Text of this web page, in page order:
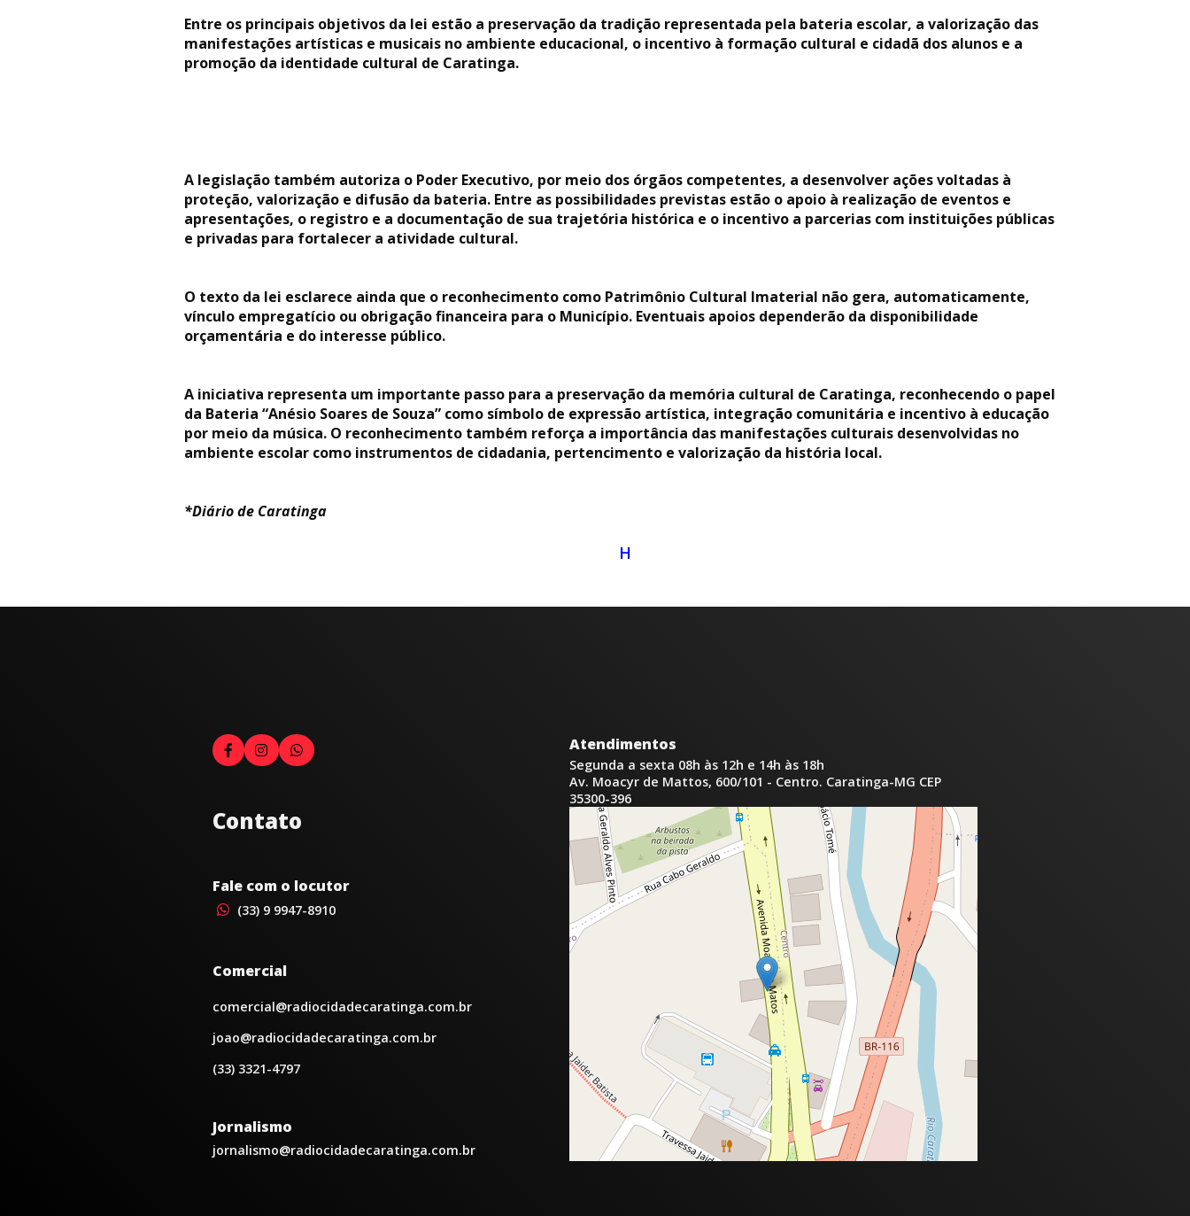
Entre os principais objetivos da lei estão a preservação da tradição representada pela bateria escolar, a valorização das
manifestações artísticas e musicais no ambiente educacional, o incentivo à formação cultural e cidadã dos alunos e a
promoção da identidade cultural de Caratinga.
A legislação também autoriza o Poder Executivo, por meio dos órgãos competentes, a desenvolver ações voltadas à
proteção, valorização e difusão da bateria. Entre as possibilidades previstas estão o apoio à realização de eventos e
apresentações, o registro e a documentação de sua trajetória histórica e o incentivo a parcerias com instituições públicas
e privadas para fortalecer a atividade cultural.
O texto da lei esclarece ainda que o reconhecimento como Patrimônio Cultural Imaterial não gera, automaticamente,
vínculo empregatício ou obrigação financeira para o Município. Eventuais apoios dependerão da disponibilidade
orçamentária e do interesse público.
A iniciativa representa um importante passo para a preservação da memória cultural de Caratinga, reconhecendo o papel
da Bateria “Anésio Soares de Souza” como símbolo de expressão artística, integração comunitária e incentivo à educação
por meio da música. O reconhecimento também reforça a importância das manifestações culturais desenvolvidas no
ambiente escolar como instrumentos de cidadania, pertencimento e valorização da história local.
*Diário de Caratinga
H
Contato
Fale com o locutor
(33) 9 9947-8910
Comercial
comercial@radiocidadecaratinga.com.br
joao@radiocidadecaratinga.com.br
(33) 3321-4797
Jornalismo
jornalismo@radiocidadecaratinga.com.br
Atendimentos
Segunda a sexta 08h às 12h e 14h às 18h
Av. Moacyr de Mattos, 600/101 - Centro. Caratinga-MG CEP
35300-396